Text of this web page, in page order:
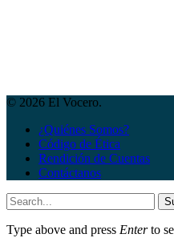
© 2026 El Vocero.
¿Quiénes Somos?
Código de Ética
Rendición de Cuentas
Contáctanos
Type above and press Enterto